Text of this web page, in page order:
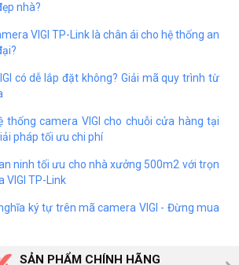
nhà?
VIGI TP-Link là chân ái cho hệ thống an
có dễ lắp đặt không? Giải mã quy trình từ
thống camera VIGI cho chuỗi cửa hàng tại
pháp tối ưu chi phí
ninh tối ưu cho nhà xưởng 500m2 với trọn
VIGI TP-Link
ký tự trên mã camera VIGI - Đừng mua
SẢN PHẨM CHÍNH HÃNG